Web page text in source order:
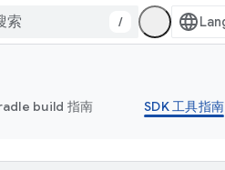
/
build 指南 SDK 工具指南